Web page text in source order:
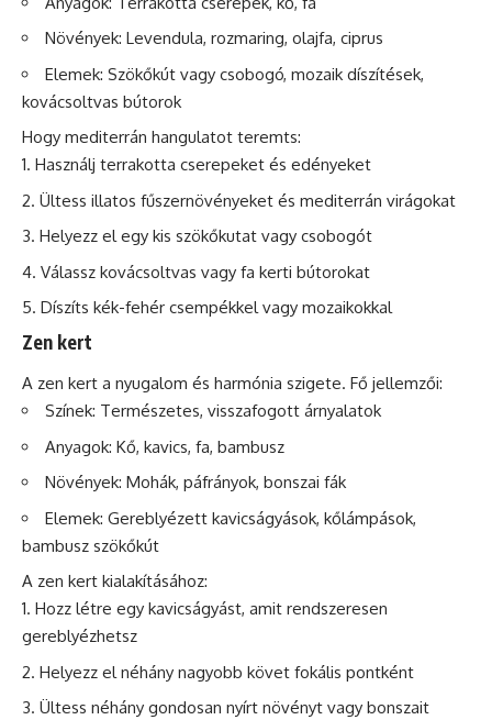
Növények: Levendula, rozmaring, olajfa, ciprus
Elemek: Szökőkút vagy csobogó, mozaik díszítések,
kovácsoltvas bútorok
Hogy mediterrán hangulatot teremts:
Használj terrakotta cserepeket és edényeket
Ültess illatos fűszernövényeket és mediterrán virágokat
Helyezz el egy kis szökőkutat vagy csobogót
Válassz kovácsoltvas vagy fa kerti bútorokat
Díszíts kék-fehér csempékkel vagy mozaikokkal
Zen kert
A zen kert a nyugalom és harmónia szigete. Fő jellemzői:
Színek: Természetes, visszafogott árnyalatok
Anyagok: Kő, kavics, fa, bambusz
Növények: Mohák, páfrányok, bonszai fák
Elemek: Gereblyézett kavicságyások, kőlámpások,
bambusz szökőkút
A zen kert kialakításához:
Hozz létre egy kavicságyást, amit rendszeresen
gereblyézhetsz
Helyezz el néhány nagyobb követ fokális pontként
Ültess néhány gondosan nyírt növényt vagy bonszait